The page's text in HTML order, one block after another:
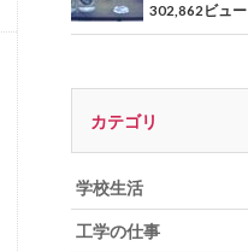
302,862ビュー
カテゴリ
学校生活
工学の仕事